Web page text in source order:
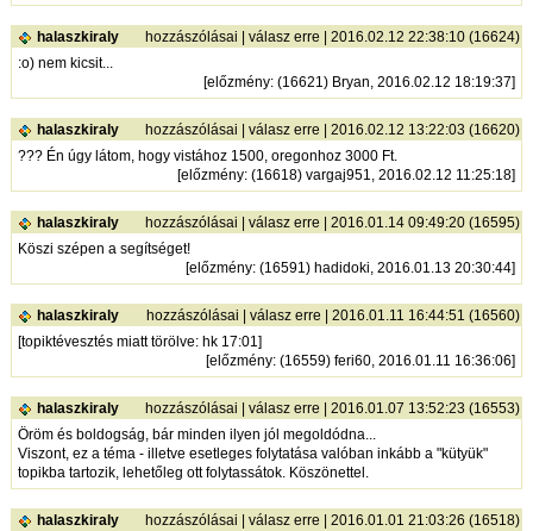
halaszkiraly hozzászólásai |válasz erre | 2016.02.12 22:38:10 (16624)
:o) nem kicsit...
[előzmény: (16621) Bryan, 2016.02.12 18:19:37]
halaszkiraly hozzászólásai |válasz erre | 2016.02.12 13:22:03 (16620)
??? Én úgy látom, hogy vistához 1500, oregonhoz 3000 Ft.
[előzmény: (16618) vargaj951, 2016.02.12 11:25:18]
halaszkiraly hozzászólásai |válasz erre | 2016.01.14 09:49:20 (16595)
Köszi szépen a segítséget!
[előzmény: (16591) hadidoki, 2016.01.13 20:30:44]
halaszkiraly hozzászólásai |válasz erre | 2016.01.11 16:44:51 (16560)
[topiktévesztés miatt törölve: hk 17:01]
[előzmény: (16559) feri60, 2016.01.11 16:36:06]
halaszkiraly hozzászólásai |válasz erre | 2016.01.07 13:52:23 (16553)
Öröm és boldogság, bár minden ilyen jól megoldódna...
Viszont, ez a téma - illetve esetleges folytatása valóban inkább a "kütyük"
topikba tartozik, lehetőleg ott folytassátok. Köszönettel.
halaszkiraly hozzászólásai |válasz erre | 2016.01.01 21:03:26 (16518)